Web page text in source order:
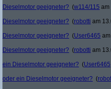
Dieselmotor geeigneter? (w114/115 am
Dieselmotor geeigneter? (robotti am
Dieselmotor geeigneter? (User6465
Dieselmotor geeigneter? (robotti am
ein Dieselmotor geeigneter? (User6465
oder ein Dieselmotor geeigneter? (